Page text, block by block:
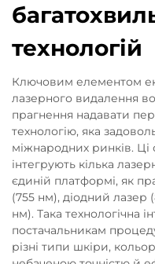
технологій
Ключовим елементом
лазерного видалення
прагнення надавати
технологію, яка
міжнародних ринків. Ці
інтегрують кілька
єдиній платформі, як
(755 нм), діодний лазер
нм). Така технологічна
постачальникам
різні типи шкіри,